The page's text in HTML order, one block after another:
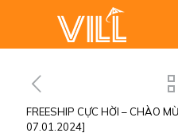
FREESHIP CỰC HỜI – CHÀO
07.01.2024]